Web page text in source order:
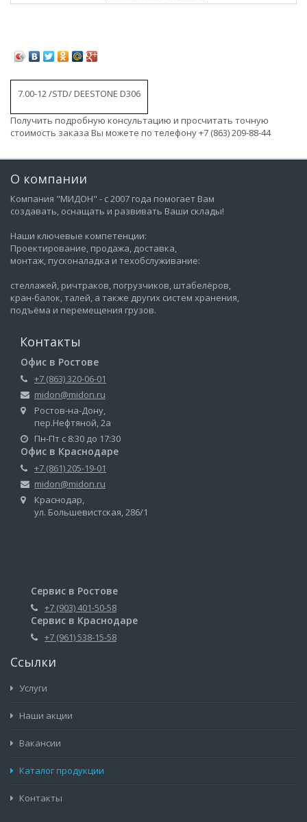
7.00-12 /STD/ DEESTONE D306
Получить подробную консультацию и просчитать точную
стоимость заказа Вы можете по телефону +7 (863) 209-88-44
О компании
Компания "МИДОН" - с 2007 года помогает Вам
создавать, оснащать и развивать Ваши склады!
Наши ключевые компетенции:
Проектирование, продажа, доставка,
монтаж, пусконаладка и техобслуживание:
стеллажей, ричтраков, погрузчиков, штабелёров,
кран-балок, талей, а также других систем хранения,
подъёма и перемещения грузов.
Контакты
Офис в Ростове
+7 (863) 320-06-01
midon@midon.ru
Ростов-на-Дону,
пер.Нефтяной, 2а
Пн-Пт с 8:30 до 17:30
Офис в Краснодаре
+7 (861) 205-19-01
midon@midon.ru
Краснодар,
ул. Большевистская, 286/1
Сервис в Ростове
+7 (903) 401-50-58
Сервис в Краснодаре
+7 (961) 538-15-58
Ссылки
Услуги
Наши акции
Вакансии
Каталог продукции
Контакты